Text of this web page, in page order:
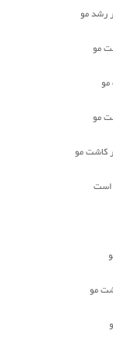
رشد مو
مو
مو
کاشت مو
است
مو